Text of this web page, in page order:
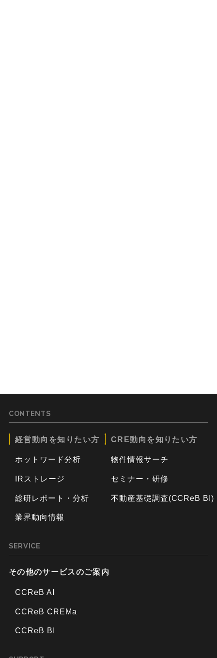
CONTENTS
経営動向を知りたい方
ホットワード分析
IRストレージ
総研レポート・分析
業界動向情報
CRE動向を知りたい方
物件情報サーチ
セミナー・研修
不動産基礎調査(CCReB BI)
SERVICE
その他のサービスのご案内
CCReB AI
CCReB CREMa
CCReB BI